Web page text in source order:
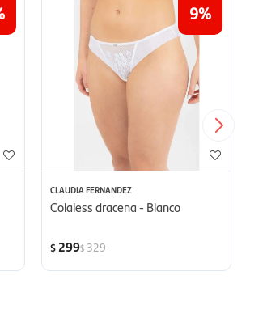
9
CLAUDIA FERNANDEZ
Colaless dracena - Blanco
$299$329